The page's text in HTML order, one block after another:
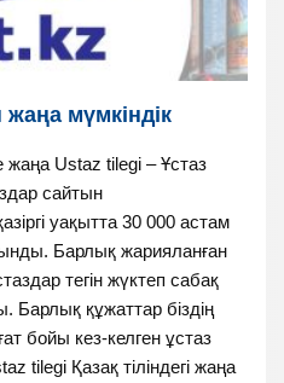
мүмкіндік
жаңа Ustaz tilegi – Ұстаз
сайтын
уақытта 30 000 астам
Барлық жарияланған
тегін жүктеп сабақ
құжаттар біздің
бойы кез-келген ұстаз
tilegi Қазақ тіліндегі жаңа